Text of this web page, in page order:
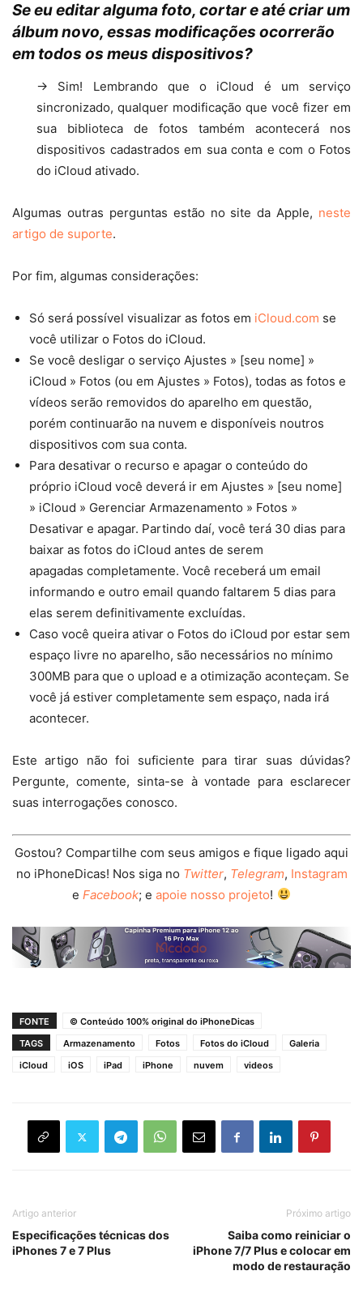
Se eu editar alguma foto, cortar e até criar um
álbum novo, essas modificações ocorrerão
em todos os meus dispositivos?
→ Sim! Lembrando que o iCloud é um serviço
sincronizado, qualquer modificação que você fizer em
sua biblioteca de fotos também acontecerá nos
dispositivos cadastrados em sua conta e com o Fotos
do iCloud ativado.
Algumas outras perguntas estão no site da Apple, neste
artigo de suporte.
Por fim, algumas considerações:
Só será possível visualizar as fotos em iCloud.com se
você utilizar o Fotos do iCloud.
Se você desligar o serviço Ajustes » [seu nome] »
iCloud » Fotos (ou em Ajustes » Fotos), todas as fotos e
vídeos serão removidos do aparelho em questão,
porém continuarão na nuvem e disponíveis noutros
dispositivos com sua conta.
Para desativar o recurso e apagar o conteúdo do
próprio iCloud você deverá ir em Ajustes » [seu nome]
» iCloud » Gerenciar Armazenamento » Fotos »
Desativar e apagar. Partindo daí, você terá 30 dias para
baixar as fotos do iCloud antes de serem
apagadas completamente. Você receberá um email
informando e outro email quando faltarem 5 dias para
elas serem definitivamente excluídas.
Caso você queira ativar o Fotos do iCloud por estar sem
espaço livre no aparelho, são necessários no mínimo
300MB para que o upload e a otimização aconteçam. Se
você já estiver completamente sem espaço, nada irá
acontecer.
Este artigo não foi suficiente para tirar suas dúvidas?
Pergunte, comente, sinta-se à vontade para esclarecer
suas interrogações conosco.
Gostou? Compartilhe com seus amigos e fique ligado aqui
no iPhoneDicas! Nos siga no Twitter, Telegram, Instagram
eFacebook; eapoie nosso projeto!
FONTE
© Conteúdo 100% original do iPhoneDicas
TAGS
Armazenamento Fotos Fotos do iCloud
Galeria
iCloud
iOS iPad iPhone nuvem videos
Artigo anterior
Especificações técnicas dos
iPhones 7 e 7 Plus
Próximo artigo
Saiba como reiniciar o
iPhone 7/7 Plus e colocar em
modo de restauração